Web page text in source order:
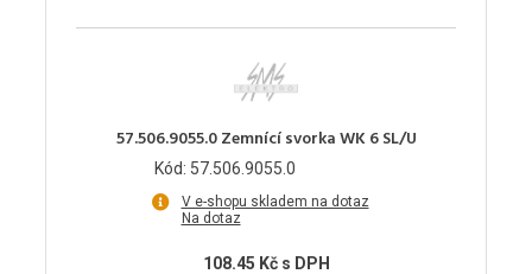
57.506.9055.0 Zemnící svorka WK 6 SL/U
Kód: 57.506.9055.0
V e-shopu skladem na dotaz
Na dotaz
108.45 Kč s DPH